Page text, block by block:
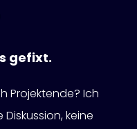
gefixt.
Projektende? Ich
Diskussion, keine